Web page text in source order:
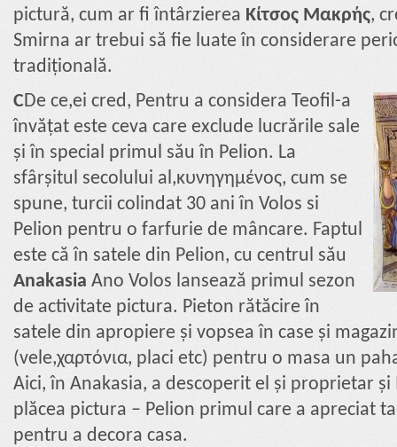
pictură, cum ar fi întârzierea Κίτσος Μακρής,
Smirna ar trebui să fie luate în considerare
tradițională.
CDe ce,ei cred, Pentru a considera Teofil-a
învățat este ceva care exclude lucrările sale
și în special primul său în Pelion. La
sfârșitul secolului al,κυνηγημένος, cum se
spune, turcii colindat 30 ani în Volos si
Pelion pentru o farfurie de mâncare. Faptul
este că în satele din Pelion, cu centrul său
Anakasia Ano Volos lansează primul sezon
de activitate pictura. Pieton rătăcire în
satele din apropiere și vopsea în case și
(vele,χαρτόνια, placi etc) pentru o masa un
Aici, în Anakasia, a descoperit el și proprietar
plăcea pictura – Pelion primul care a apreciat
pentru a decora casa.